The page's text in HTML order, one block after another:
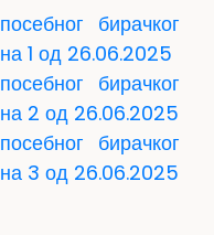
бирачког
1 од 26.06.2025
бирачког
2 од 26.06.2025
бирачког
3 од 26.06.2025